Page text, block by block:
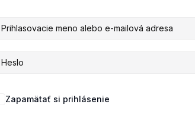
Zapamätať si prihlásenie